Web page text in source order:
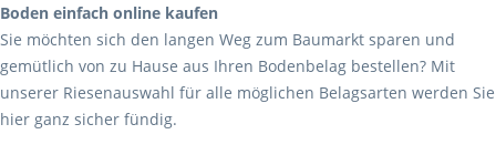
Boden einfach online kaufen
Sie möchten sich den langen Weg zum Baumarkt sparen und
gemütlich von zu Hause aus Ihren Bodenbelag bestellen? Mit
unserer Riesenauswahl für alle möglichen Belagsarten werden Sie
hier ganz sicher fündig.